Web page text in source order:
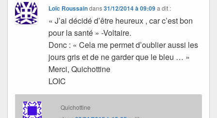
Loïc Roussaindans31/12/2014 à 09:09 a dit :
« J’ai décidé d’être heureux , car c’est bon
pour la santé » -Voltaire.
Donc : « Cela me permet d’oublier aussi les
jours gris et de ne garder que le bleu … »
Merci, Quichottine
LOIC
Quichottine